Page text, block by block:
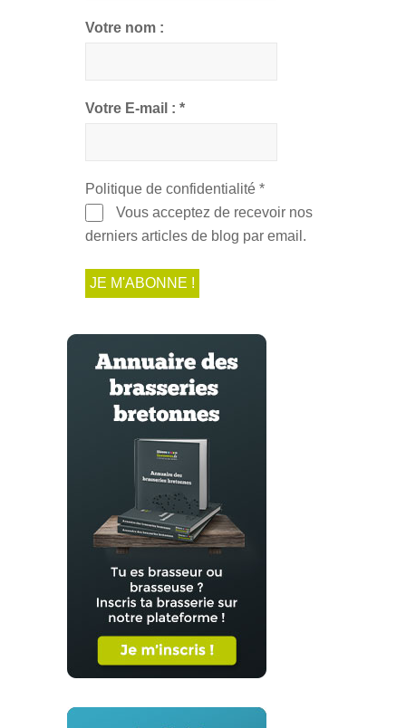
Votre nom :
Votre E-mail : *
Politique de confidentialité *
Vous acceptez de recevoir nos
derniers articles de blog par email.